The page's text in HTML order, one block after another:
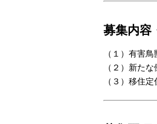
募集内容
（１）有害
（２）新た
（３）移住